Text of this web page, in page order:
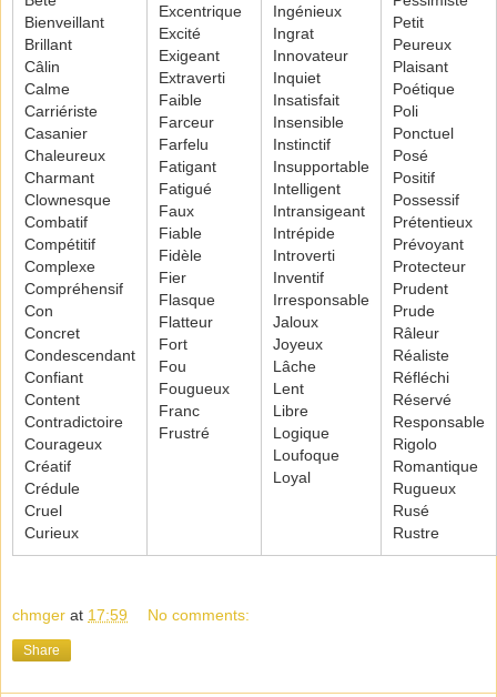
Bienveillant
Brillant
Câlin
Calme
Carriériste
Casanier
Chaleureux
Charmant
Clownesque
Combatif
Compétitif
Complexe
Compréhensif
Con
Concret
Condescendant
Confiant
Content
Contradictoire
Courageux
Créatif
Crédule
Cruel
Curieux
Excentrique
Excité
Exigeant
Extraverti
Faible
Farceur
Farfelu
Fatigant
Fatigué
Faux
Fiable
Fidèle
Fier
Flasque
Flatteur
Fort
Fou
Fougueux
Franc
Frustré
Ingénieux
Ingrat
Innovateur
Inquiet
Insatisfait
Insensible
Instinctif
Insupportable
Intelligent
Intransigeant
Intrépide
Introverti
Inventif
Irresponsable
Jaloux
Joyeux
Lâche
Lent
Libre
Logique
Loufoque
Loyal
Petit
Peureux
Plaisant
Poétique
Poli
Ponctuel
Posé
Positif
Possessif
Prétentieux
Prévoyant
Protecteur
Prudent
Prude
Râleur
Réaliste
Réfléchi
Réservé
Responsable
Rigolo
Romantique
Rugueux
Rusé
Rustre
chmger at 17:59 No comments:
Share